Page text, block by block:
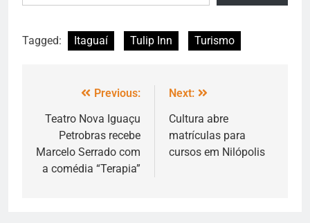
Tagged: Itaguaí Tulip Inn Turismo
Previous:
Teatro Nova Iguaçu
Petrobras recebe
Marcelo Serrado com
a comédia “Terapia”
Next:
Cultura abre
matrículas para
cursos em Nilópolis